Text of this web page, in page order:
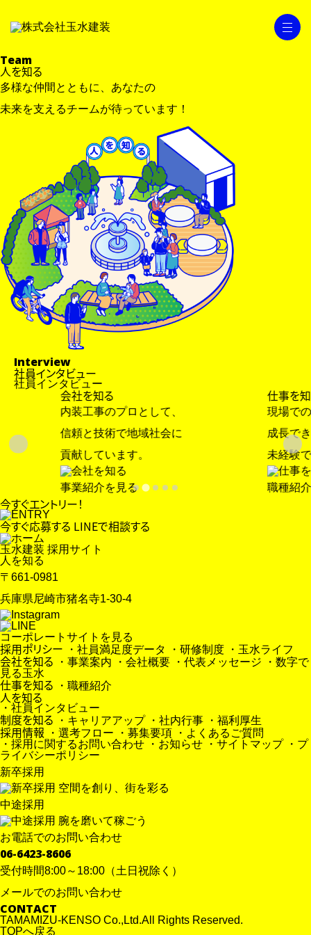
コーポレートサイトを見る
採用ポリシー 会社を知る
・事業案内
・会社概要
・代表メッセージ
・数字で見る玉水
仕事を知る
・職種紹介
人を知る
・社員インタビュー
制度を知る
・キャリアアップ
・社内行事
・福利厚生
採用情報
・募集要項
・よくあるご質問
・採用に関するお問い合わせ
中途採用
06-6423-8606
受付時間8:00～18:00（土日祝除く）
Team
人を知る
多様な仲間とともに、 あなたの
未来を支えるチームが待っています！
Interview
社員インタビュー
社員インタビュー
会社を知る
内装工事のプロとして、
信頼と技術で地域社会に
貢献しています。
事業紹介を見る
仕事を知
現場で
成長で
未経験
職種紹
今すぐエントリー！
今すぐ応募する LINEで相談する
玉水建装 採用サイト
人を知る
〒661-0981
兵庫県尼崎市猪名寺1-30-4
コーポレートサイトを見る
採用ポリシー ・社員満足度データ ・研修制度 ・玉水ライフ
会社を知る ・事業案内 ・会社概要 ・代表メッセージ
・数字で
見る玉水
仕事を知る ・職種紹介
人を知る
・社員インタビュー
制度を知る ・キャリアアップ ・社内行事 ・福利厚生
採用情報 ・選考フロー ・募集要項
・よくあるご質問
・採用に関するお問い合わせ
・お知らせ ・サイトマップ
・プ
ライバシーポリシー
新卒採用
中途採用
お電話でのお問い合わせ
06-6423-8606
受付時間8:00～18:00（土日祝除く）
メールでのお問い合わせ
CONTACT
TAMAMIZU-KENSO Co.,Ltd.All Rights Reserved.
TOPへ戻る